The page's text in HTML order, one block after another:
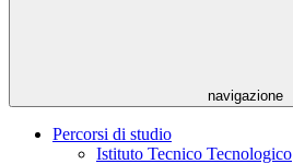
navigazione
Percorsi di studio
Istituto Tecnico Tecnologico